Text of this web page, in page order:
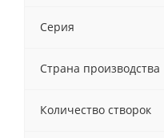
Серия
Страна производства
Количество створок